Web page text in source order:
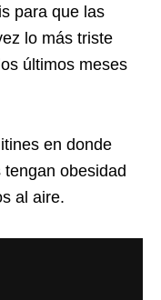
para que las
lo más triste
últimos meses
en donde
tengan obesidad
al aire.